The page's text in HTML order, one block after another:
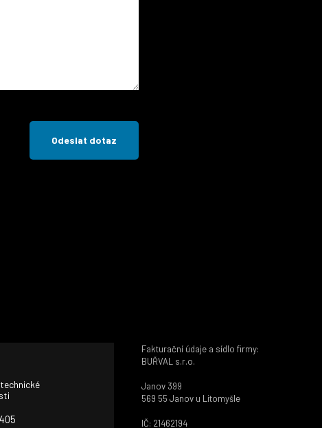
Fakturační údaje a sídlo firmy:
BUŘVAL s.r.o.
Janov 399
569 55 Janov u Litomyšle
IČ: 21462194